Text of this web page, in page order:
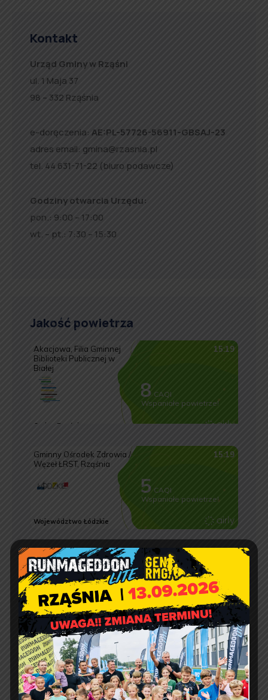
Kontakt
Urząd Gminy w Rząśni
ul. 1 Maja 37
98 – 332 Rząśnia
e-doręczenia: AE:PL-57726-56911-GBSAJ-23
adres email: gmina@rzasnia.pl
tel. 44 631-71-22 (biuro podawcze)
Godziny otwarcia Urzędu:
pon.: 9:00 – 17:00
wt. – pt.: 7:30 – 15:30
Jakość powietrza